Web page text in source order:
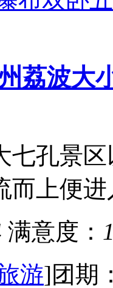
荔波大
七孔景
而上便进
满意度：
游]团期